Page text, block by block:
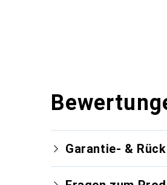
Garantie- &